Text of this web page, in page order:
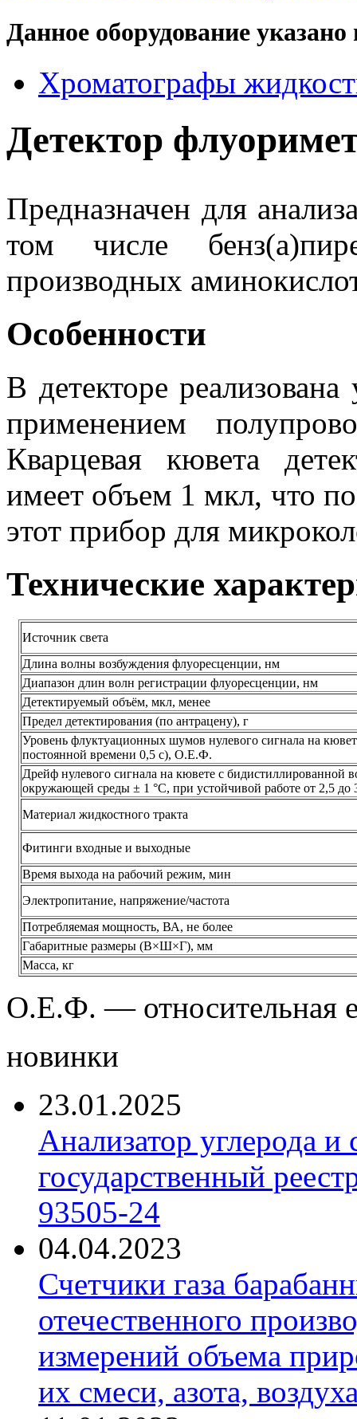
Данное оборудование
Хроматографы
Детектор
Предназначен для
том числе
производных
Особенности
В детекторе
применением
Кварцевая кювета
имеет объем 1 мкл, что
этот прибор для
Технические
Источник света
Длина волны возбуждения флуоресценции, нм
Диапазон длин волн регистрации флуоресценции, нм
Детектируемый объём, мкл, менее
Предел детектирования (по антрацену), г
Уровень флуктуационных шумов нулевого сигнала на
постоянной времени 0,5 с), О.Е.Ф.
Дрейф нулевого сигнала на кювете с бидистиллированной
окружающей среды ± 1 °С, при устойчивой работе от 2,5
Материал жидкостного тракта
Фитинги входные и выходные
Время выхода на рабочий режим, мин
Электропитание, напряжение/частота
Потребляемая мощность, ВА, не более
Габаритные размеры (В×Ш×Г), мм
Масса, кг
О.Е.Ф. — относительная
новинки
23.01.2025
Анализатор углерода
государственный
93505-24
04.04.2023
Счетчики газа
отечественного
измерений объема
их смеси, азота,